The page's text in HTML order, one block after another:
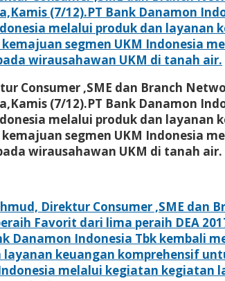
Consumer ,SME dan Branch
(7/12).PT Bank Danamon
melalui produk dan
segmen UKM Indonesia
wirausahawan UKM di tanah air.